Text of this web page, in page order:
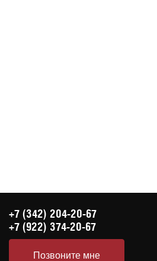
+7 (342) 204-20-67
+7 (922) 374-20-67
Позвоните мне